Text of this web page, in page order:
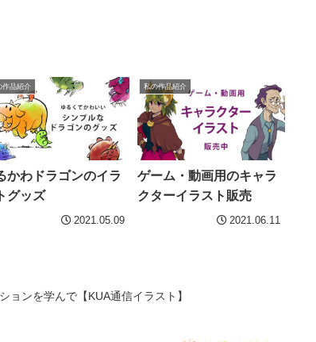
作品紹介
かわドラゴンのイラ
グッズ
2021.05.09
私の作品紹介
ゲーム・動画用のキャラ
クターイラスト販売
2021.06.11
ョンを学んで【KUA通信イラスト】